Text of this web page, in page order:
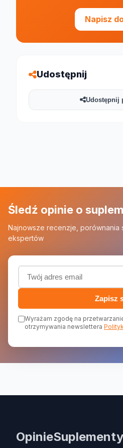
Napisz
Udostępnij
Udostępnij
Śledź opinie o
Najnowsze recenzje, porównania
ekspertów
Adres email (wymagany)
Zapisz
Wyrażam zgodę na
otrzymywania newslettera